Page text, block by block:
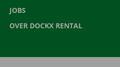
JOBS
OVER DOCKX RENTAL